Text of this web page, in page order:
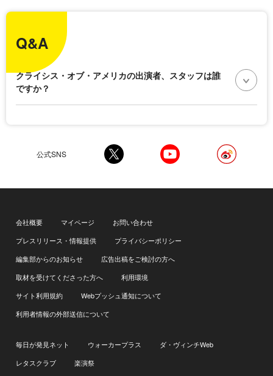
Q&A
クライシス・オブ・アメリカの出演者、スタッフは誰
ですか？
公式SNS
会社概要 マイページ
お問い合わせ
プレスリリース・情報提供
プライバシーポリシー
編集部からのお知らせ
広告出稿をご検討の方へ
取材を受けてくださった方へ
利用環境
サイト利用規約
Webプッシュ通知について
利用者情報の外部送信について
毎日が発見ネット ウォーカープラス
ダ・ヴィンチWeb
レタスクラブ
楽演祭